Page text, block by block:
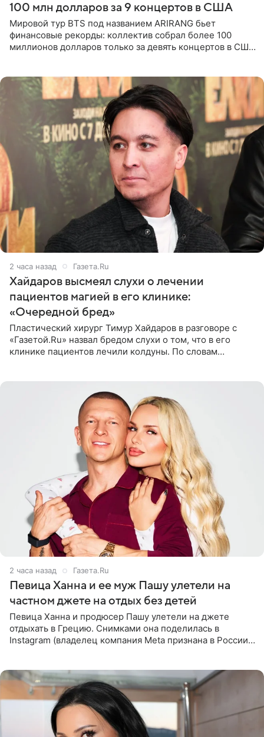
100 млн долларов за 9 концертов в США
Мировой тур BTS под названием ARIRANG бьет
финансовые рекорды: коллектив собрал более 100
миллионов долларов только за девять концертов в США.
2 часа назад Газета.Ru
Хайдаров высмеял слухи о лечении
пациентов магией в его клинике:
«Очередной бред»
Пластический хирург Тимур Хайдаров в разговоре с
«Газетой.Ru» назвал бредом слухи о том, что в его
клинике пациентов лечили колдуны. По словам
2 часа назад Газета.Ru
Певица Ханна и ее муж Пашу улетели на
частном джете на отдых без детей
Певица Ханна и продюсер Пашу улетели на джете
отдыхать в Грецию. Снимками она поделилась в
Instagram (владелец компания Meta признана в России